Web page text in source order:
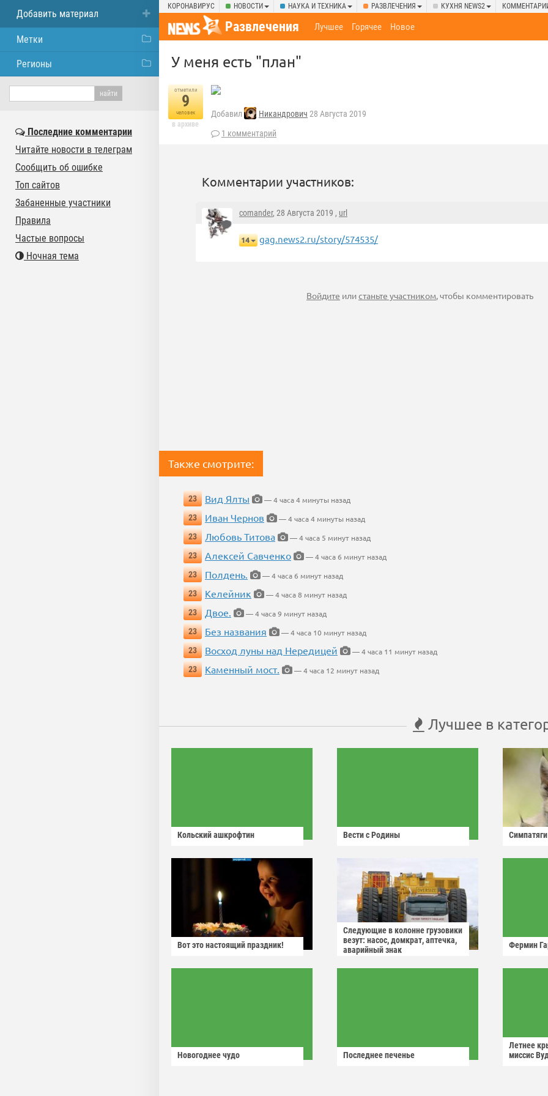
КОРОНАВИРУС НОВОСТИ НАУКА И ТЕХНИКА РАЗВЛЕЧЕНИЯ КУХНЯ NEWS2
Развлечения Лучшее Горячее Новое
У меня есть "план"
отметили
9
человек
в архиве
Добавил Никандрович 28 Августа 2019
1 комментарий
Комментарии участников:
comander, 28 Августа 2019 , url
14 gag.news2.ru/story/574535/
Войдите илистаньте участником, чтобы комментировать
Также смотрите:
23 Вид Ялты
— 4 часа 4 минуты назад
23
Иван Чернов
— 4 часа 4 минуты назад
23
Любовь Титова
— 4 часа 5 минут назад
23
Алексей Савченко
— 4 часа 6 минут назад
23
Полдень.
— 4 часа 6 минут назад
23
Келейник
— 4 часа 8 минут назад
23
Двое.
— 4 часа 9 минут назад
23
Без названия
— 4 часа 10 минут назад
23
Восход луны над Нередицей
— 4 часа 11 минут назад
23
Каменный мост. — 4 часа 12 минут назад
Лучшее в
Кольский ашкрофтин Вести с Родины Симпатяги
Вот это настоящий праздник!
Следующие в колонне грузовики
везут: насос, домкрат, аптечка,
аварийный знак
Фермин
Новогоднее чудо Последнее печенье
Летнее
миссис
Добавить материал
Метки
Регионы
Последние комментарии
Читайте новости в телеграм
Сообщить об ошибке
Топ сайтов
Забаненные участники
Правила
Частые вопросы
Ночная тема